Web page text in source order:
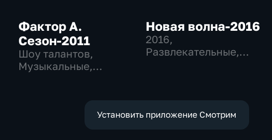
Фактор А.
Сезон-2011
Шоу талантов,
Музыкальные,
Новая волна-2016
2016,
Развлекательные,
Установить приложение Смотрим